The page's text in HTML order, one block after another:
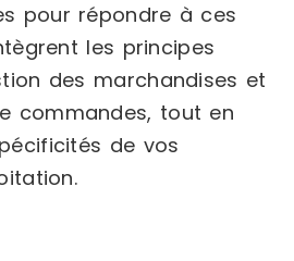
pour répondre à ces
les principes
des marchandises et
commandes, tout en
de vos